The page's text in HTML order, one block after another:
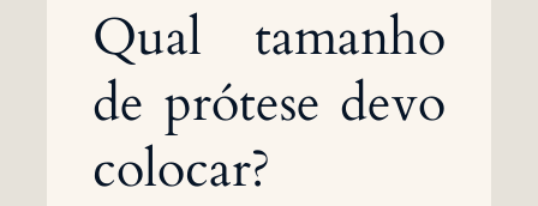
Qual tamanho
de prótese devo
colocar?